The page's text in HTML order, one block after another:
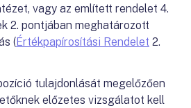
vagy az említett rendelet 4.
2. pontjában meghatározott
(Értékpapírosítási Rendelet 2.
tulajdonlását megelőzően
előzetes vizsgálatot kell